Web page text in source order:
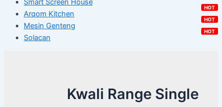
Arqom Kitchen
Mesin Genteng
Solacan
Kwali Range Single